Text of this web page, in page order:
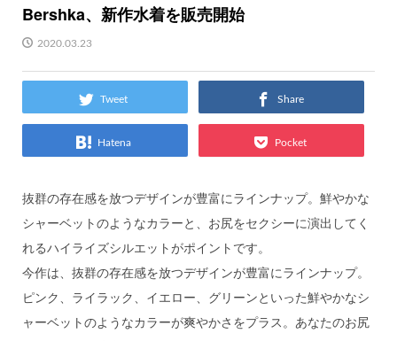
Bershka、新作水着を販売開始
2020.03.23
Tweet Share
Hatena Pocket
抜群の存在感を放つデザインが豊富にラインナップ。鮮やかな
シャーベットのようなカラーと、お尻をセクシーに演出してく
れるハイライズシルエットがポイントです。
今作は、抜群の存在感を放つデザインが豊富にラインナップ。
ピンク、ライラック、イエロー、グリーンといった鮮やかなシ
ャーベットのようなカラーが爽やかさをプラス。あなたのお尻